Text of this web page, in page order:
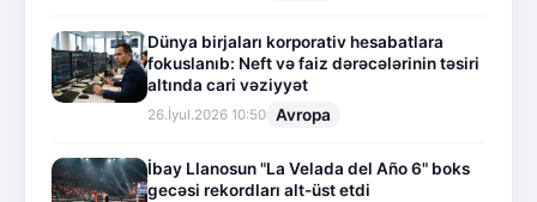
Dünya birjaları korporativ hesabatlara
fokuslanıb: Neft və faiz dərəcələrinin təsiri
altında cari vəziyyət
26.İyul.2026 10:50 Avropa
İbay Llanosun "La Velada del Año 6" boks
gecəsi rekordları alt-üst etdi